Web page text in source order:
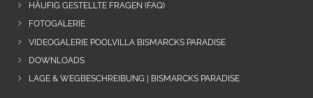
HÄUFIG GESTELLTE FRAGEN (FAQ)
FOTOGALERIE
VIDEOGALERIE POOLVILLA BISMARCKS PARADISE
DOWNLOADS
LAGE & WEGBESCHREIBUNG | BISMARCKS PARADISE